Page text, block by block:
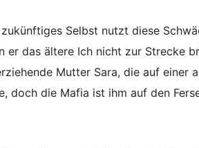
Selbst nutzt diese
er das ältere Ich nicht zur Strecke
Mutter Sara, die auf einer
doch die Mafia ist ihm auf den